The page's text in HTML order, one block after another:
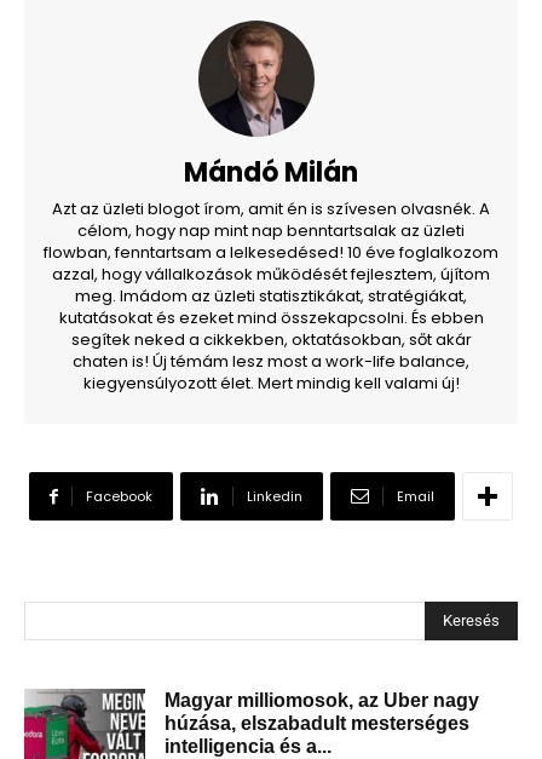
Mándó Milán
Azt az üzleti blogot írom, amit én is szívesen olvasnék. A
célom, hogy nap mint nap benntartsalak az üzleti
flowban, fenntartsam a lelkesedésed! 10 éve foglalkozom
azzal, hogy vállalkozások működését fejlesztem, újítom
meg. Imádom az üzleti statisztikákat, stratégiákat,
kutatásokat és ezeket mind összekapcsolni. És ebben
segítek neked a cikkekben, oktatásokban, sőt akár
chaten is! Új témám lesz most a work-life balance,
kiegyensúlyozott élet. Mert mindig kell valami új!
Facebook Linkedin Email
Keresés
Magyar milliomosok, az Uber nagy
húzása, elszabadult mesterséges
intelligencia és a...